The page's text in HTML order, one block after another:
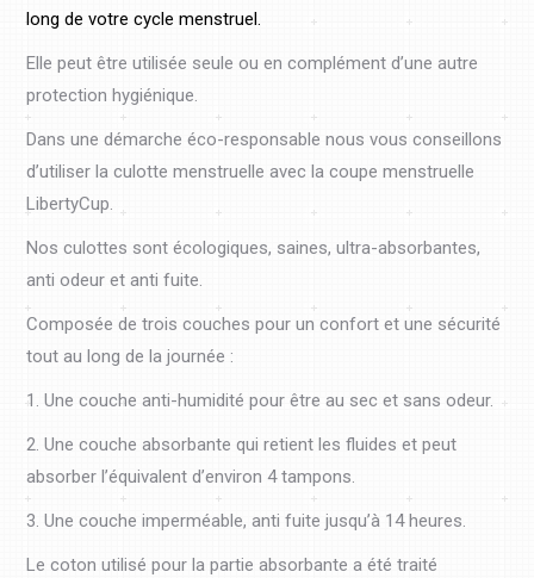
long de votre cycle menstruel.
Elle peut être utilisée seule ou en complément d’une autre
protection hygiénique.
Dans une démarche éco-responsable nous vous conseillons
d’utiliser la culotte menstruelle avec la coupe menstruelle
LibertyCup.
Nos culottes sont écologiques, saines, ultra-absorbantes,
anti odeur et anti fuite.
Composée de trois couches pour un confort et une sécurité
tout au long de la journée :
1. Une couche anti-humidité pour être au sec et sans odeur.
2. Une couche absorbante qui retient les fluides et peut
absorber l’équivalent d’environ 4 tampons.
3. Une couche imperméable, anti fuite jusqu’à 14 heures.
Le coton utilisé pour la partie absorbante a été traité